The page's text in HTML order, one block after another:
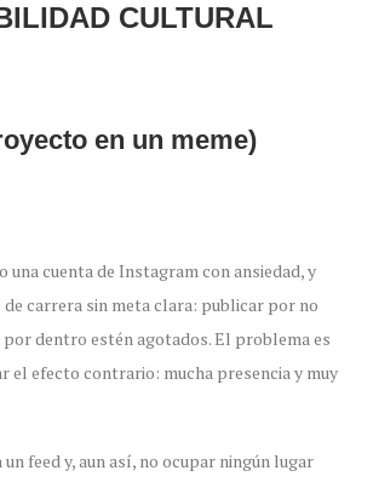
CULTURAL
en un meme)
cuenta de Instagram con ansiedad, y
carrera sin meta clara: publicar por no
por dentro estén agotados. El problema es
el efecto contrario: mucha presencia y muy
feed y, aun así, no ocupar ningún lugar